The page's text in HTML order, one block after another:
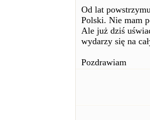
Od lat
Polski. Nie mam
Ale już dziś
wydarzy się na
Pozdrawiam